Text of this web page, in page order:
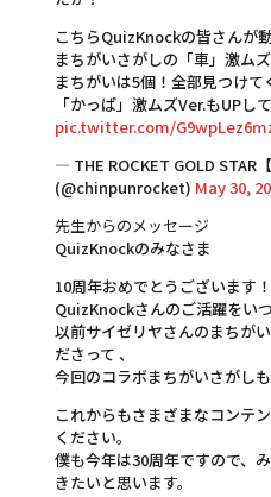
こちらQuizKnockの皆さんが
まちがいさがしの「車」激ム
まちがいは5個！全部見つけて
「かっぱ」激ムズVer.もUP
pic.twitter.com/
— THE ROCKET GOLD STAR
(@chinpunrocket) May 30,
先生からのメッセージ
QuizKnockのみなさま
10周年おめでとうございます！
QuizKnockさんのご活躍をい
以前サイゼリヤさんのまちが
ださって 、
今回のコラボまちがいさがし
これからもさまざまなコンテ
ください。
僕も今年は30周年ですので、
きたいと思います。